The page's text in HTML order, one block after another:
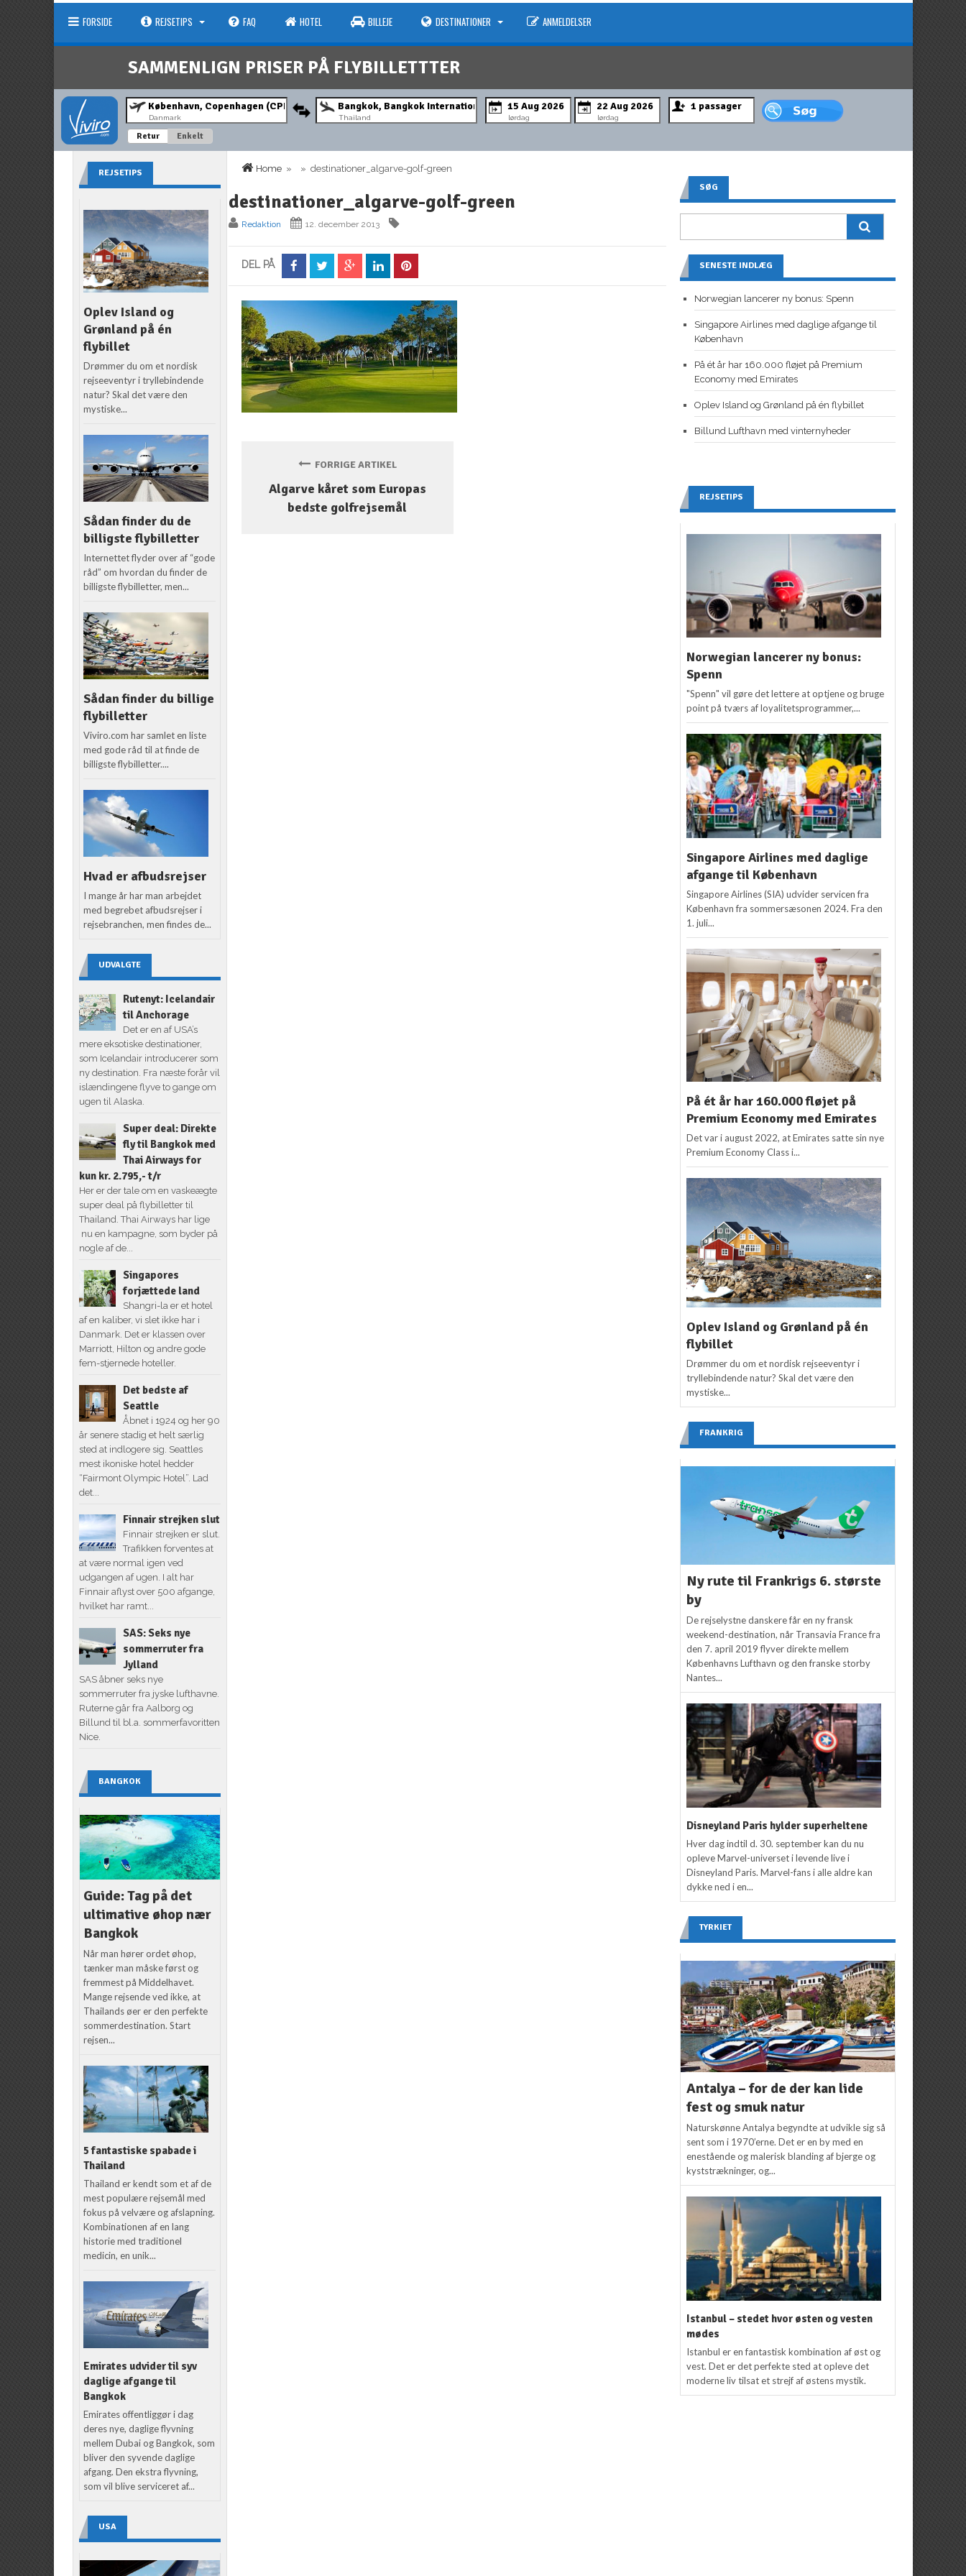
FORSIDE REJSETIPS FAQ HOTEL BILLEJE DESTINATIONER ANMELDELSER
SAMMENLIGN PRISER PÅ FLYBILLETTTER
Danmark Thailand lørdag lørdag
Retur Enkelt
Home » » destinationer_algarve-golf-green
destinationer_algarve-golf-green
Redaktion 12. december 2013
DEL PÅ
FORRIGE ARTIKEL
Algarve kåret som Europas
bedste golfrejsemål
REJSETIPS
Oplev Island og
Grønland på én
flybillet
Drømmer du om et nordisk
rejseeventyr i tryllebindende
natur? Skal det være den
mystiske...
Sådan finder du de
billigste flybilletter
Internettet flyder over af “gode
råd” om hvordan du finder de
billigste flybilletter, men...
Sådan finder du billige
flybilletter
Viviro.com har samlet en liste
med gode råd til at finde de
billigste flybilletter....
Hvad er afbudsrejser
I mange år har man arbejdet
med begrebet afbudsrejser i
rejsebranchen, men findes de...
UDVALGTE
Rutenyt: Icelandair
til Anchorage
Det er en af USA’s
mere eksotiske destinationer,
som Icelandair introducerer som
ny destination. Fra næste forår vil
islændingene flyve to gange om
ugen til Alaska.
Super deal: Direkte
fly til Bangkok med
Thai Airways for
kun kr. 2.795,- t/r
Her er der tale om en vaskeægte
super deal på flybilletter til
Thailand. Thai Airways har lige
nu en kampagne, som byder på
nogle af de...
Singapores
forjættede land
Shangri-la er et hotel
af en kaliber, vi slet ikke har i
Danmark. Det er klassen over
Marriott, Hilton og andre gode
fem-stjernede hoteller.
Det bedste af
Seattle
Åbnet i 1924 og her 90
år senere stadig et helt særlig
sted at indlogere sig. Seattles
mest ikoniske hotel hedder
“Fairmont Olympic Hotel”. Lad
det...
Finnair strejken slut
Finnair strejken er slut.
Trafikken forventes at
at være normal igen ved
udgangen af ugen. I alt har
Finnair aflyst over 500 afgange,
hvilket har ramt...
SAS: Seks nye
sommerruter fra
Jylland
SAS åbner seks nye
sommerruter fra jyske lufthavne.
Ruterne går fra Aalborg og
Billund til bl.a. sommerfavoritten
Nice.
BANGKOK
Guide: Tag på det
ultimative øhop nær
Bangkok
Når man hører ordet øhop,
tænker man måske først og
fremmest på Middelhavet.
Mange rejsende ved ikke, at
Thailands øer er den perfekte
sommerdestination. Start
rejsen...
5 fantastiske spabade i
Thailand
Thailand er kendt som et af de
mest populære rejsemål med
fokus på velvære og afslapning.
Kombinationen af en lang
historie med traditionel
medicin, en unik...
Emirates udvider til syv
daglige afgange til
Bangkok
Emirates offentliggør i dag
deres nye, daglige flyvning
mellem Dubai og Bangkok, som
bliver den syvende daglige
afgang. Den ekstra flyvning,
som vil blive serviceret af...
USA
SØG
SENESTE INDLÆG
Norwegian lancerer ny bonus: Spenn
Singapore Airlines med daglige afgange til
København
På ét år har 160.000 fløjet på Premium
Economy med Emirates
Oplev Island og Grønland på én flybillet
Billund Lufthavn med vinternyheder
REJSETIPS
Norwegian lancerer ny bonus:
Spenn
"Spenn" vil gøre det lettere at optjene og bruge
point på tværs af loyalitetsprogrammer,...
Singapore Airlines med daglige
afgange til København
Singapore Airlines (SIA) udvider servicen fra
København fra sommersæsonen 2024. Fra den
1. juli...
På ét år har 160.000 fløjet på
Premium Economy med Emirates
Det var i august 2022, at Emirates satte sin nye
Premium Economy Class i...
Oplev Island og Grønland på én
flybillet
Drømmer du om et nordisk rejseeventyr i
tryllebindende natur? Skal det være den
mystiske...
FRANKRIG
Ny rute til Frankrigs 6. største
by
De rejselystne danskere får en ny fransk
weekend-destination, når Transavia France fra
den 7. april 2019 flyver direkte mellem
Københavns Lufthavn og den franske storby
Nantes...
Disneyland Paris hylder superheltene
Hver dag indtil d. 30. september kan du nu
opleve Marvel-universet i levende live i
Disneyland Paris. Marvel-fans i alle aldre kan
dykke ned i en...
TYRKIET
Antalya – for de der kan lide
fest og smuk natur
Naturskønne Antalya begyndte at udvikle sig så
sent som i 1970’erne. Det er en by med en
enestående og malerisk blanding af bjerge og
kyststrækninger, og...
Istanbul – stedet hvor østen og vesten
mødes
Istanbul er en fantastisk kombination af øst og
vest. Det er det perfekte sted at opleve det
moderne liv tilsat et strejf af østens mystik.